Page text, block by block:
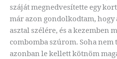
száját megnedvesítette egy
már azon gondolkodtam,
asztal szélére, és a kezemben
combomba szúrom. Soha
azonban le kellett kötnöm